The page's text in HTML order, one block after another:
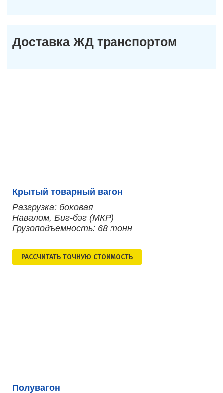
Доставка ЖД транспортом
Крытый товарный вагон
Разгрузка: боковая
Навалом, Биг-бэг (МКР)
Грузоподъемность: 68 тонн
РАСCЧИТАТЬ ТОЧНУЮ СТОИМОСТЬ
Полувагон